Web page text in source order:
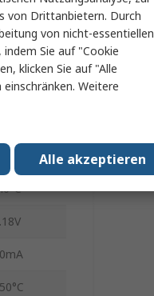
von Drittanbietern. Durch
von nicht-essentiellen
Sie auf "Cookie
klicken Sie auf "Alle
Weitere
Alle akzeptieren